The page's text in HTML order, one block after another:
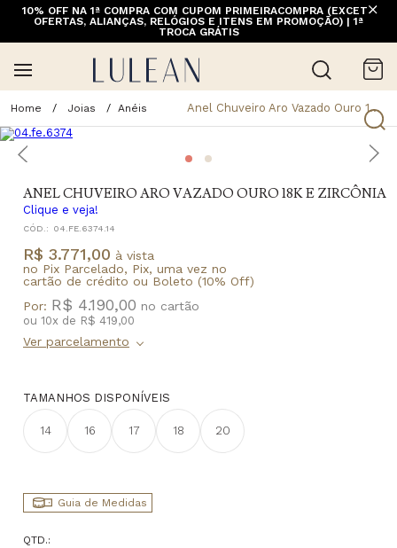
10% OFF NA 1ª COMPRA COM CUPOM PRIMEIRACOMPRA (EXCETO
OFERTAS, ALIANÇAS, RELÓGIOS E ITENS EM PROMOÇÃO) | 1ª
TROCA GRÁTIS
FRETE GRÁTIS ACIMA DE 399 PARA REGIÕES SELECIONADAS
(EXCETO LINHA HOME)
Joias Anéis Anel Chuveiro Aro Vazado Ouro 18k E Zircônia
ANEL CHUVEIRO ARO VAZADO OURO 18K E ZIRCÔNIA
Clique e veja!
CÓD.: 04.FE.6374.14
R$ 3.771,00 à vista
no Pix Parcelado, Pix, uma vez no
cartão de crédito ou Boleto (10% Off)
Por: R$ 4.190,00
ou 10x de R$ 419,00
TAMANHOS DISPONÍVEIS
14 16 17 18 20
Guia de Medidas
QTD.: